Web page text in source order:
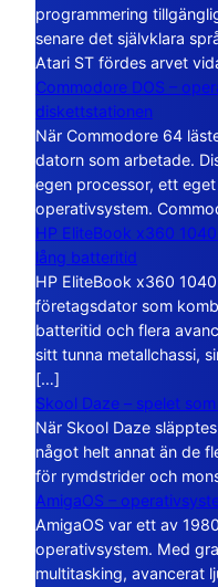
programmering
senare det självklara
Atari ST fördes arvet
Commodore DOS –
diskettstationen
När Commodore 64
datorn som arbetade.
egen processor, ett
operativsystem.
HP EliteBook x360
lång batteritid
HP EliteBook x360
företagsdator som
batteritid och flera
sitt tunna metallchassi,
[…]
Skool Daze – spelet
När Skool Daze
något helt annat än de
för rymdstrider och
AmigaOS –
AmigaOS var ett av
operativsystem. Med
multitasking, avancerat